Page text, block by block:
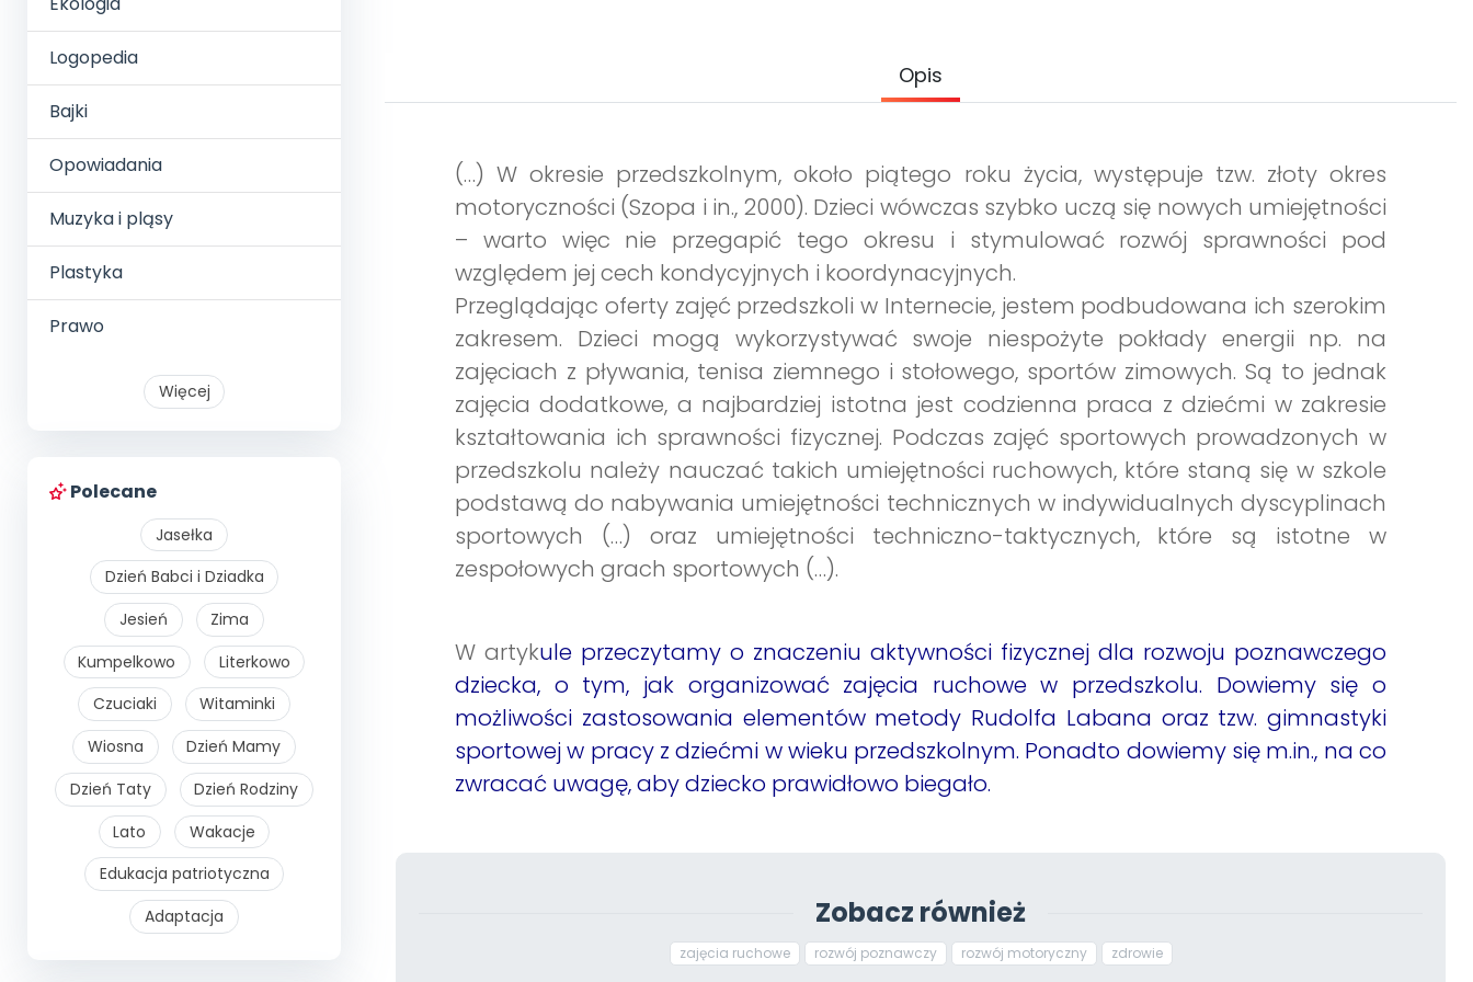
Logopedia
Bajki
Opowiadania
Muzyka i pląsy
Plastyka
Prawo
Więcej
Polecane
Jasełka
Dzień Babci i Dziadka
Jesień
Zima
Kumpelkowo
Literkowo
Czuciaki
Witaminki
Wiosna
Dzień Mamy
Dzień Taty
Dzień Rodziny
Lato
Wakacje
Edukacja patriotyczna
Adaptacja
Opis
(…) W okresie przedszkolnym, około piątego roku życia, występuje tzw. złoty okres
motoryczności (Szopa i in., 2000). Dzieci wówczas szybko uczą się nowych umiejętności
– warto więc nie przegapić tego okresu i stymulować rozwój sprawności pod
względem jej cech kondycyjnych i koordynacyjnych.
Przeglądając oferty zajęć przedszkoli w Internecie, jestem podbudowana ich szerokim
zakresem. Dzieci mogą wykorzystywać swoje niespożyte pokłady energii np. na
zajęciach z pływania, tenisa ziemnego i stołowego, sportów zimowych. Są to jednak
zajęcia dodatkowe, a najbardziej istotna jest codzienna praca z dziećmi w zakresie
kształtowania ich sprawności fizycznej. Podczas zajęć sportowych prowadzonych w
przedszkolu należy nauczać takich umiejętności ruchowych, które staną się w szkole
podstawą do nabywania umiejętności technicznych w indywidualnych dyscyplinach
sportowych (…) oraz umiejętności techniczno-taktycznych, które są istotne w
zespołowych grach sportowych (…).
W artykule przeczytamy o znaczeniu aktywności fizycznej dla rozwoju poznawczego
dziecka, o tym, jak organizować zajęcia ruchowe w przedszkolu. Dowiemy się o
możliwości zastosowania elementów metody Rudolfa Labana oraz tzw. gimnastyki
sportowej w pracy z dziećmi w wieku przedszkolnym. Ponadto dowiemy się m.in., na co
zwracać uwagę, aby dziecko prawidłowo biegało.
Zobacz również
zajęcia ruchowe rozwój poznawczy rozwój motoryczny zdrowie